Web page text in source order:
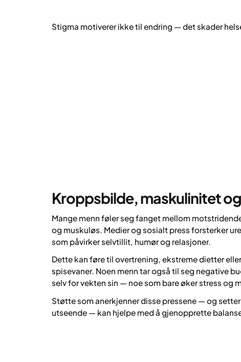
Stigma motiverer ikke til endring — det skader
Kroppsbilde, maskulinitet
Mange menn føler seg fanget mellom
og muskuløs. Medier og sosialt press forsterker
som påvirker selvtillit, humør og relasjoner.
Dette kan føre til overtrening, ekstreme dietter
spisevaner. Noen menn tar også til seg negative
selv for vekten sin — noe som bare øker stress og
Støtte som anerkjenner disse pressene — og
utseende — kan hjelpe med å gjenopprette